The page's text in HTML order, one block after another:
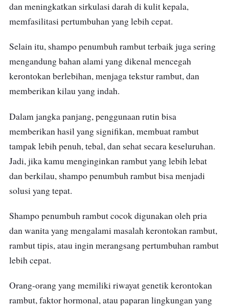
dan meningkatkan sirkulasi darah di kulit kepala,
memfasilitasi pertumbuhan yang lebih cepat.
Selain itu, shampo penumbuh rambut terbaik juga sering
mengandung bahan alami yang dikenal mencegah
kerontokan berlebihan, menjaga tekstur rambut, dan
memberikan kilau yang indah.
Dalam jangka panjang, penggunaan rutin bisa
memberikan hasil yang signifikan, membuat rambut
tampak lebih penuh, tebal, dan sehat secara keseluruhan.
Jadi, jika kamu menginginkan rambut yang lebih lebat
dan berkilau, shampo penumbuh rambut bisa menjadi
solusi yang tepat.
Shampo penumbuh rambut cocok digunakan oleh pria
dan wanita yang mengalami masalah kerontokan rambut,
rambut tipis, atau ingin merangsang pertumbuhan rambut
lebih cepat.
Orang-orang yang memiliki riwayat genetik kerontokan
rambut, faktor hormonal, atau paparan lingkungan yang